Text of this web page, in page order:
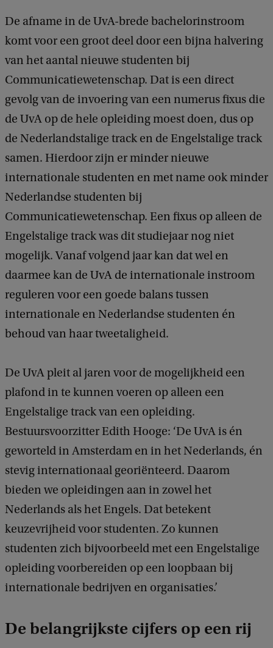
De afname in de UvA-brede bachelorinstroom
komt voor een groot deel door een bijna halvering
van het aantal nieuwe studenten bij
Communicatiewetenschap. Dat is een direct
gevolg van de invoering van een numerus fixus die
de UvA op de hele opleiding moest doen, dus op
de Nederlandstalige track en de Engelstalige track
samen. Hierdoor zijn er minder nieuwe
internationale studenten en met name ook minder
Nederlandse studenten bij
Communicatiewetenschap. Een fixus op alleen de
Engelstalige track was dit studiejaar nog niet
mogelijk. Vanaf volgend jaar kan dat wel en
daarmee kan de UvA de internationale instroom
reguleren voor een goede balans tussen
internationale en Nederlandse studenten én
behoud van haar tweetaligheid.
De UvA pleit al jaren voor de mogelijkheid een
plafond in te kunnen voeren op alleen een
Engelstalige track van een opleiding.
Bestuursvoorzitter Edith Hooge: ‘De UvA is én
geworteld in Amsterdam en in het Nederlands, én
stevig internationaal georiënteerd. Daarom
bieden we opleidingen aan in zowel het
Nederlands als het Engels. Dat betekent
keuzevrijheid voor studenten. Zo kunnen
studenten zich bijvoorbeeld met een Engelstalige
opleiding voorbereiden op een loopbaan bij
internationale bedrijven en organisaties.’
De belangrijkste cijfers op een rij